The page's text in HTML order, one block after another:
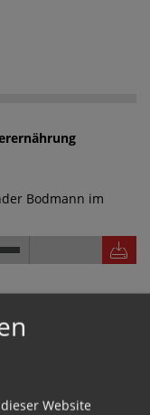
Bodmann im
Bodmann im
Website